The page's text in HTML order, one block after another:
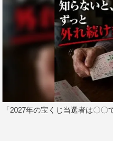
◆2021年を振り返ってみて、
新しいことに挑戦もできて充
まずは1st写真集発売！ ず
でひとつの夢がかないまし
れしいし、みんなからの反響
「2027年の宝くじ当選者は〇〇